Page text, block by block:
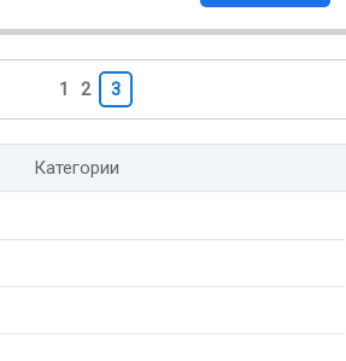
1 2 3
Категории